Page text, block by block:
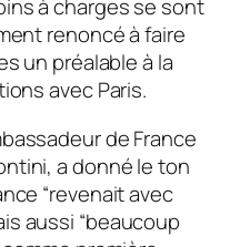
à charges se sont
renoncé à faire
un préalable à la
avec Paris.
de France
a donné le ton
“revenait avec
aussi “beaucoup